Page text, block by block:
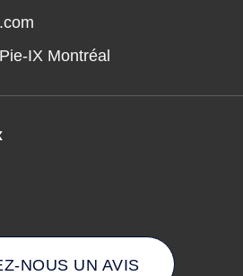
IX Montréal
NOUS UN AVIS